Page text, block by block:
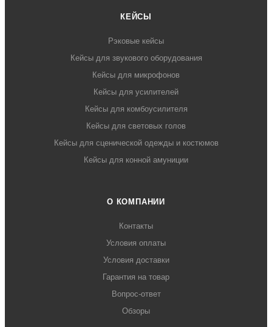
КЕЙСЫ
Рэковые кейсы
Кейсы для звукового оборудования
Кейсы для микрофонов
Кейсы для усилителей
Кейсы для комбоусилителя
Кейсы для световых голов
Кейсы для сценической одежды и костюмов
Кейсы для конной амуниции
О КОМПАНИИ
Контакты
Условия оплаты
Условия доставки
Гарантия на товар
Вопрос-ответ
Обзоры